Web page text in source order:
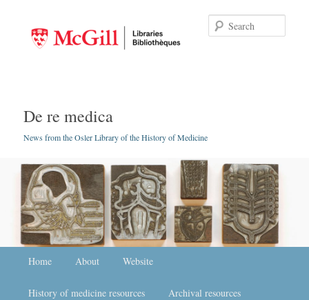
De re medica
News from the Osler Library of the History of Medicine
Skip to primary content
Skip to secondary content
Home About Website
History of medicine resources Archival resources